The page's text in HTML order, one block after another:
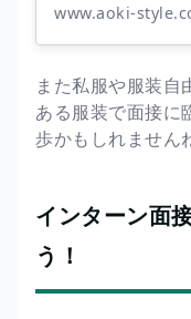
www.aoki-
また私服や服装自
ある服装で面接に
歩かもしれません
インターン面
う！